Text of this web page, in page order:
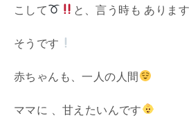
こして
と、言う時も あります
そうです
赤ちゃんも、一人の人間
ママに 、甘えたいんです